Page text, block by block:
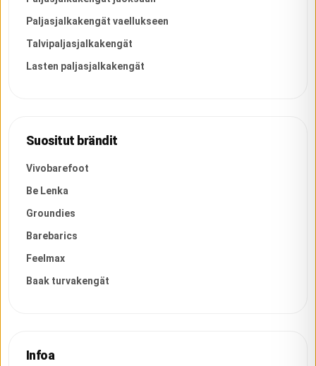
Paljasjalkakengät vaellukseen
Talvipaljasjalkakengät
Lasten paljasjalkakengät
Suositut brändit
Vivobarefoot
Be Lenka
Groundies
Barebarics
Feelmax
Baak turvakengät
Infoa